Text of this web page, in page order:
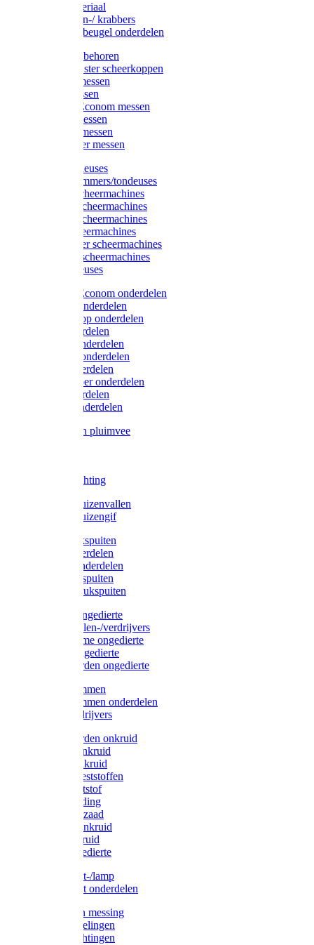
Injectiemateriaal
Hoefmessen-/ krabbers
Hoefbekapbeugel onderdelen
Messen toebehoren
Moser & Oster scheerkoppen
Hauptner messen
Liscop messen
Aesculap/Econom messen
Heiniger messen
Constanta messen
FarmClipper messen
Moser tondeuses
Overige trimmers/tondeuses
Heiniger scheermachines
Hauptner scheermachines
Aesculap scheermachines
Liscop scheermachines
FarmClipper scheermachines
Constanta scheermachines
Wahl tondeuses
Aesculap/Econom onderdelen
Hauptner onderdelen
Lister/Liscop onderdelen
Eider onderdelen
Heiniger onderdelen
Constanta onderdelen
Moser onderdelen
Farm Clipper onderdelen
Oster onderdelen
TailWell onderdelen
Voerbakken pluimvee
LED verlichting
Ratten / Muizenvallen
Ratten / Muizengif
Gloria drukspuiten
Gloria onderdelen
Gardena onderdelen
Dario drukspuiten
Gardena drukspuiten
Diversen ongedierte
Insectenvallen-/verdrijvers
Protect Home ongedierte
Solabiol ongedierte
Protect Garden ongedierte
Mollenklemmen
Mollenklemmen onderdelen
Mollenverdrijvers
Protect Garden onkruid
Diversen onkruid
Solabiol onkruid
Solabiol meststoffen
Pokon meststof
Pokon voeding
Pokon graszaad
Roundup onkruid
Pokon onkruid
Pokon ongedierte
Vliegenkast-/lamp
Vliegenkast onderdelen
Zuigkorven messing
Geka koppelingen
Geka afdichtingen